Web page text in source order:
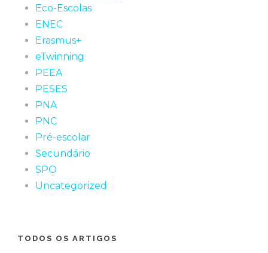
Eco-Escolas
ENEC
Erasmus+
eTwinning
PEEA
PESES
PNA
PNC
Pré-escolar
Secundário
SPO
Uncategorized
TODOS OS ARTIGOS